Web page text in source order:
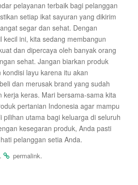
pelayanan terbaik bagi pelanggan
setiap ikat sayuran yang dikirim
segar dan sehat. Dengan
kecil ini, kita sedang membangun
dan dipercaya oleh banyak orang
sehat. Jangan biarkan produk
layu karena itu akan
dan merusak brand yang sudah
kerja keras. Mari bersama-sama kita
pertanian Indonesia agar mampu
pilihan utama bagi keluarga di seluruh
kesegaran produk, Anda pasti
pelanggan setia Anda.
. permalink.